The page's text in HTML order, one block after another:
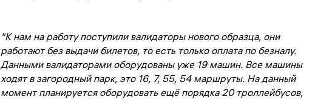
"К нам на работу поступили валидаторы нового образца, они
работают без выдачи билетов, то есть только оплата по безналу.
Данными валидаторами оборудованы уже 19 машин. Все машины
ходят в загородный парк, это 16, 7, 55, 54 маршруты. На данный
момент планируется оборудовать ещё порядка 20 троллейбусов,